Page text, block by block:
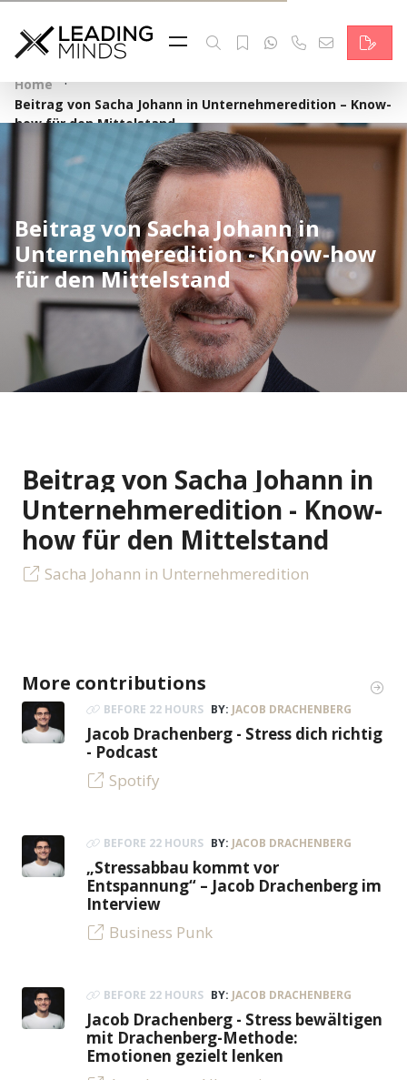
Feed
Reading Minds
Topics
Services
Who we are
Contact
Deutsch
Home ·
Beitrag von Sacha Johann in Unternehmeredition – Know-
how für den Mittelstand
Beitrag von Sacha Johann in
Unternehmeredition - Know-how
für den Mittelstand
Beitrag von Sacha Johann in
Unternehmeredition - Know-
how für den Mittelstand
Sacha Johann in Unternehmeredition
More contributions
BEFORE 22 HOURS BY: JACOB DRACHENBERG
Jacob Drachenberg - Stress dich richtig
- Podcast
Spotify
BEFORE 22 HOURS BY: JACOB DRACHENBERG
„Stressabbau kommt vor
Entspannung“ – Jacob Drachenberg im
Interview
Business Punk
BEFORE 22 HOURS BY: JACOB DRACHENBERG
Jacob Drachenberg - Stress bewältigen
mit Drachenberg-Methode:
Emotionen gezielt lenken